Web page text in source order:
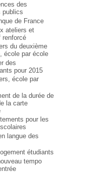
des
publics
de France
ateliers et
renforcé
du deuxième
école par école
des
pour 2015
école par
de la durée de
la carte
pour les
langue des
étudiants
tempo